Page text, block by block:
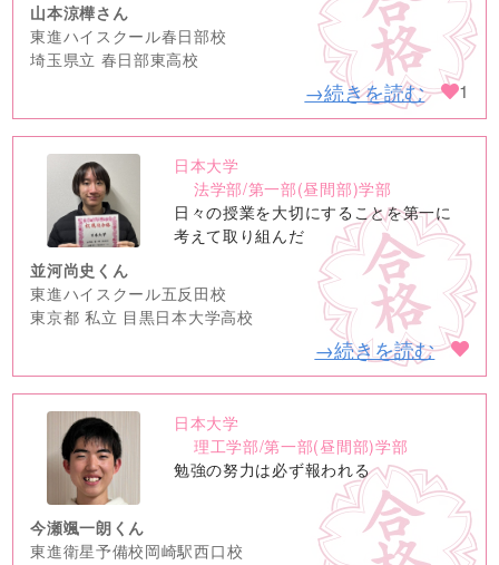
山本涼樺さん
東進ハイスクール春日部校
埼玉県立 春日部東高校
→続きを読む 1
no
image
日本大学
法学部/第一部(昼間部)学部
日々の授業を大切にすることを第一に
考えて取り組んだ
並河尚史くん
東進ハイスクール五反田校
東京都 私立 目黒日本大学高校
→続きを読む
no
image
日本大学
理工学部/第一部(昼間部)学部
勉強の努力は必ず報われる
今瀬颯一朗くん
東進衛星予備校岡崎駅西口校